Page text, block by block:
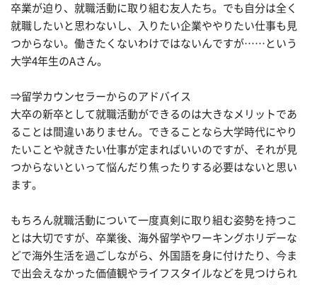
卒業が迫り、就職活動に取り組む友人たち。でも自分は全く
就職したいと思わないし、入りたい企業ややりたい仕事も見
つからない。働きたくないわけではないんですが……という
大学4年生のAさん。
⇒留学カウンセラーからのアドバイス
大卒の新卒として就職活動ができるのは大きなメリットであ
ることは間違いありません。できることなら大学時代にやり
たいことや就きたい仕事が定まればいいのですが、それが見
つからないといって悩んだり焦ったりする必要はないと思い
ます。
もちろん就職活動について一度真剣に取り組む姿勢を持つこ
とは大切ですが、卒業後、海外留学やワーキングホリデーな
どで海外生活を過ごしながら、外国語を身に付けたり、今ま
で出会えなかった価値観やライフスタイルなどを見つけられ